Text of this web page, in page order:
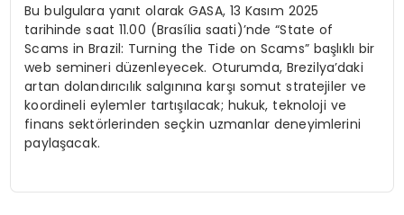
Bu bulgulara yanıt olarak GASA, 13 Kasım 2025
tarihinde saat 11.00 (Brasília saati)’nde“State of
Scams in Brazil: Turning the Tide on Scams” başlıklı bir
web semineri düzenleyecek. Oturumda, Brezilya’daki
artan dolandırıcılık salgınına karşı somut stratejiler ve
koordineli eylemler tartışılacak; hukuk, teknoloji ve
finans sektörlerinden seçkin uzmanlar deneyimlerini
paylaşacak.